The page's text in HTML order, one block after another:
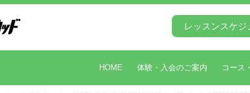
レッスンスケジ
HOME 体験・入会のご案内 コース